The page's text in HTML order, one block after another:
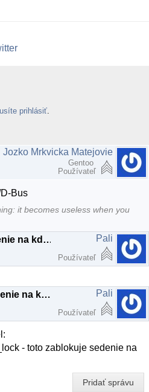
prihlásiť
kde4
Jozko Mrkvicka Matejovie
Gentoo
Používateľ
Bus
it becomes useless when you
Re: Zablokovať sedenie na kde4 Pali
Používateľ
Re: Zablokovať sedenie na kde4
Pali
Používateľ
- toto zablokuje sedenie na
Pridať správu